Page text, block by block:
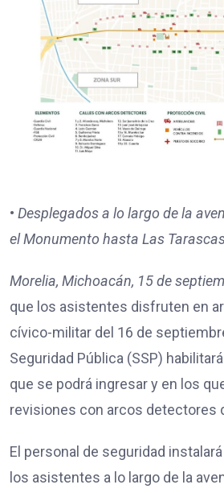
• Desplegados a lo largo de la
el Monumento hasta Las
Morelia, Michoacán, 15 de
que los asistentes disfruten en
cívico-militar del 16 de
Seguridad Pública (SSP)
que se podrá ingresar y en los
revisiones con arcos detectores
El personal de seguridad
los asistentes a lo largo de la